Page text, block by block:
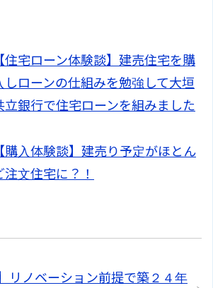
【住宅ローン体験談】建売住宅を購
しローンの仕組みを勉強して大垣
立銀行で住宅ローンを組みました
【購入体験談】建売り予定がほとん
注文住宅に？！
リノベーション前提で築２４年